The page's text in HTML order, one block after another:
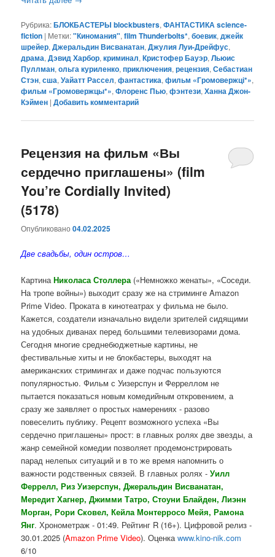
Рубрика:БЛОКБАСТЕРЫ blockbusters,ФАНТАСТИКА science-
fiction | Метки:"Киномания",film Thunderbolts*,боевик,джейк
шрейер,Джеральдин Висванатан,Джулия Луи-Дрейфус,
драма,Дэвид Харбор,криминал,Кристофер Бауэр,Льюис
Пуллман,ольга куриленко,приключения,рецензия,Себастиан
Стэн,сша,Уайатт Рассел,фантастика,фильм «Громовержці*»,
фильм «Громовержцы*»,Флоренс Пью,фэнтези,Ханна Джон-
Кэймен |Добавить комментарий
Рецензия на фильм «Вы
сердечно приглашены» (film
You’re Cordially Invited)
(5178)
Опубликовано04.02.2025
Две свадьбы, один остров…
КартинаНиколаса Столлера («Немножко женаты», «Соседи.
На тропе войны») выходит сразу же на стриминге Amazon
Prime Video. Проката в кинотеатрах у фильма не было.
Кажется, создатели изначально видели зрителей сидящими
на удобных диванах перед большими телевизорами дома.
Сегодня многие среднебюджетные картины, не
фестивальные хиты и не блокбастеры, выходят на
американских стримингах и даже подчас пользуются
популярностью. Фильм с Уизерспун и Ферреллом не
пытается показаться новым комедийным откровением, а
сразу же заявляет о простых намерениях - разово
повеселить публику. Рецепт возможного успеха «Вы
сердечно приглашены» прост: в главных ролях две звезды, а
жанр семейной комедии позволяет продемонстрировать
парад нелепых ситуаций и в то же время напомнить о
важности родственных связей. В главных ролях -Уилл
Феррелл, Риз Уизерспун, Джеральдин Висванатан,
Мередит Хагнер, Джимми Татро, Стоуни Блайден, Лиэнн
Морган, Рори Сковел, Кейла Монтерросо Мейя, Рамона
Янг. Хронометраж - 01:49. Рейтинг R (16+). Цифровой релиз -
30.01.2025 (Amazon Prime Video). Оценкаwww.kino-nik.com
6/10